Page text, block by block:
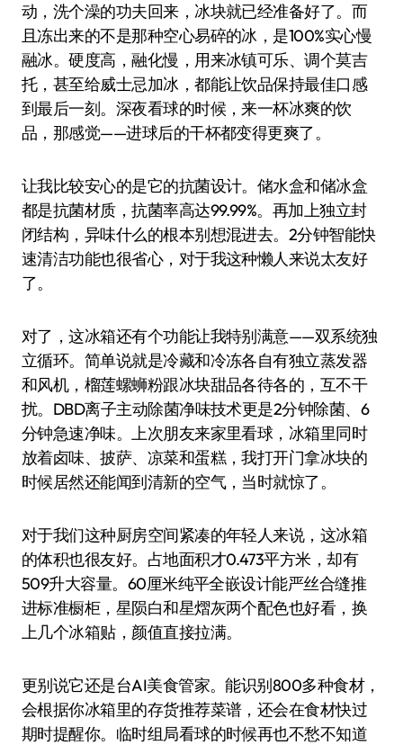
动，洗个澡的功夫回来，冰块就已经准备好了。而
且冻出来的不是那种空心易碎的冰，是100%实心慢
融冰。硬度高，融化慢，用来冰镇可乐、调个莫吉
托，甚至给威士忌加冰，都能让饮品保持最佳口感
到最后一刻。深夜看球的时候，来一杯冰爽的饮
品，那感觉——进球后的干杯都变得更爽了。
让我比较安心的是它的抗菌设计。储水盒和储冰盒
都是抗菌材质，抗菌率高达99.99%。再加上独立封
闭结构，异味什么的根本别想混进去。2分钟智能快
速清洁功能也很省心，对于我这种懒人来说太友好
了。
对了，这冰箱还有个功能让我特别满意——双系统独
立循环。简单说就是冷藏和冷冻各自有独立蒸发器
和风机，榴莲螺蛳粉跟冰块甜品各待各的，互不干
扰。DBD离子主动除菌净味技术更是2分钟除菌、6
分钟急速净味。上次朋友来家里看球，冰箱里同时
放着卤味、披萨、凉菜和蛋糕，我打开门拿冰块的
时候居然还能闻到清新的空气，当时就惊了。
对于我们这种厨房空间紧凑的年轻人来说，这冰箱
的体积也很友好。占地面积才0.473平方米，却有
509升大容量。60厘米纯平全嵌设计能严丝合缝推
进标准橱柜，星陨白和星熠灰两个配色也好看，换
上几个冰箱贴，颜值直接拉满。
更别说它还是台AI美食管家。能识别800多种食材，
会根据你冰箱里的存货推荐菜谱，还会在食材快过
期时提醒你。临时组局看球的时候再也不愁不知道